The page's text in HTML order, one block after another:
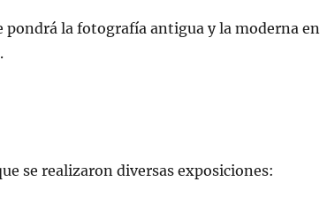
pondrá la fotografía antigua y la moderna en
se realizaron diversas exposiciones: